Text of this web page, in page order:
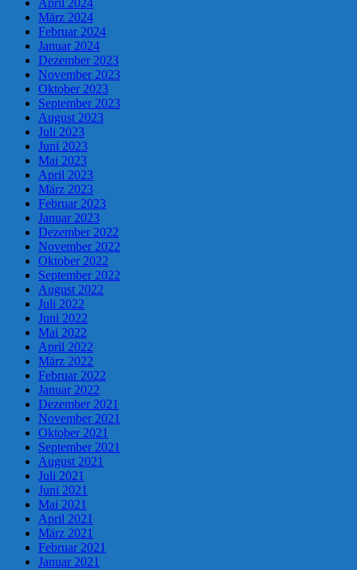
April 2024
März 2024
Februar 2024
Januar 2024
Dezember 2023
November 2023
Oktober 2023
September 2023
August 2023
Juli 2023
Juni 2023
Mai 2023
April 2023
März 2023
Februar 2023
Januar 2023
Dezember 2022
November 2022
Oktober 2022
September 2022
August 2022
Juli 2022
Juni 2022
Mai 2022
April 2022
März 2022
Februar 2022
Januar 2022
Dezember 2021
November 2021
Oktober 2021
September 2021
August 2021
Juli 2021
Juni 2021
Mai 2021
April 2021
März 2021
Februar 2021
Januar 2021